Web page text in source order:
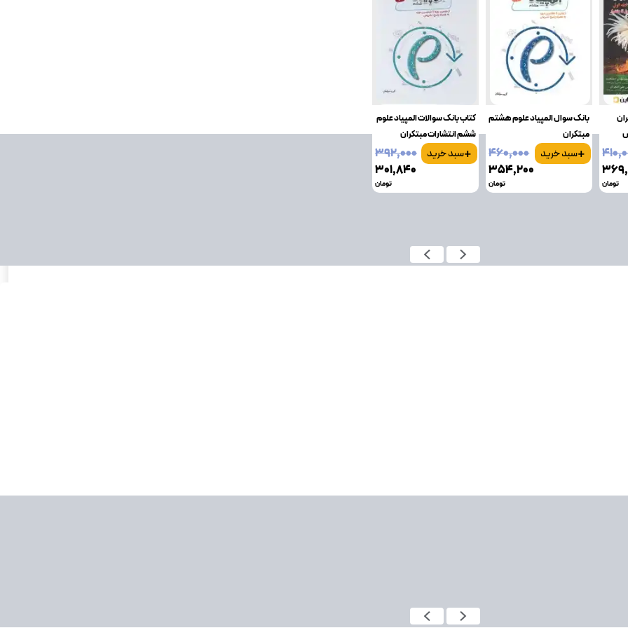
تومان
بانک سوال المپیاد علوم هشتم
مبتکران
+سبد خرید
۴۶۰٬۰۰۰
۳۵۴٬۲۰۰
تومان
کتاب بانک سوالات المپیاد علوم
ششم انتشارات مبتکران
+سبد خرید
۳۹۲٬۰۰۰
۳۰۱٬۸۴۰
تومان